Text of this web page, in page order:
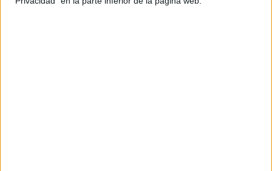
específico dedicado a los anunciantes en el que, entre otros documentos, pueden